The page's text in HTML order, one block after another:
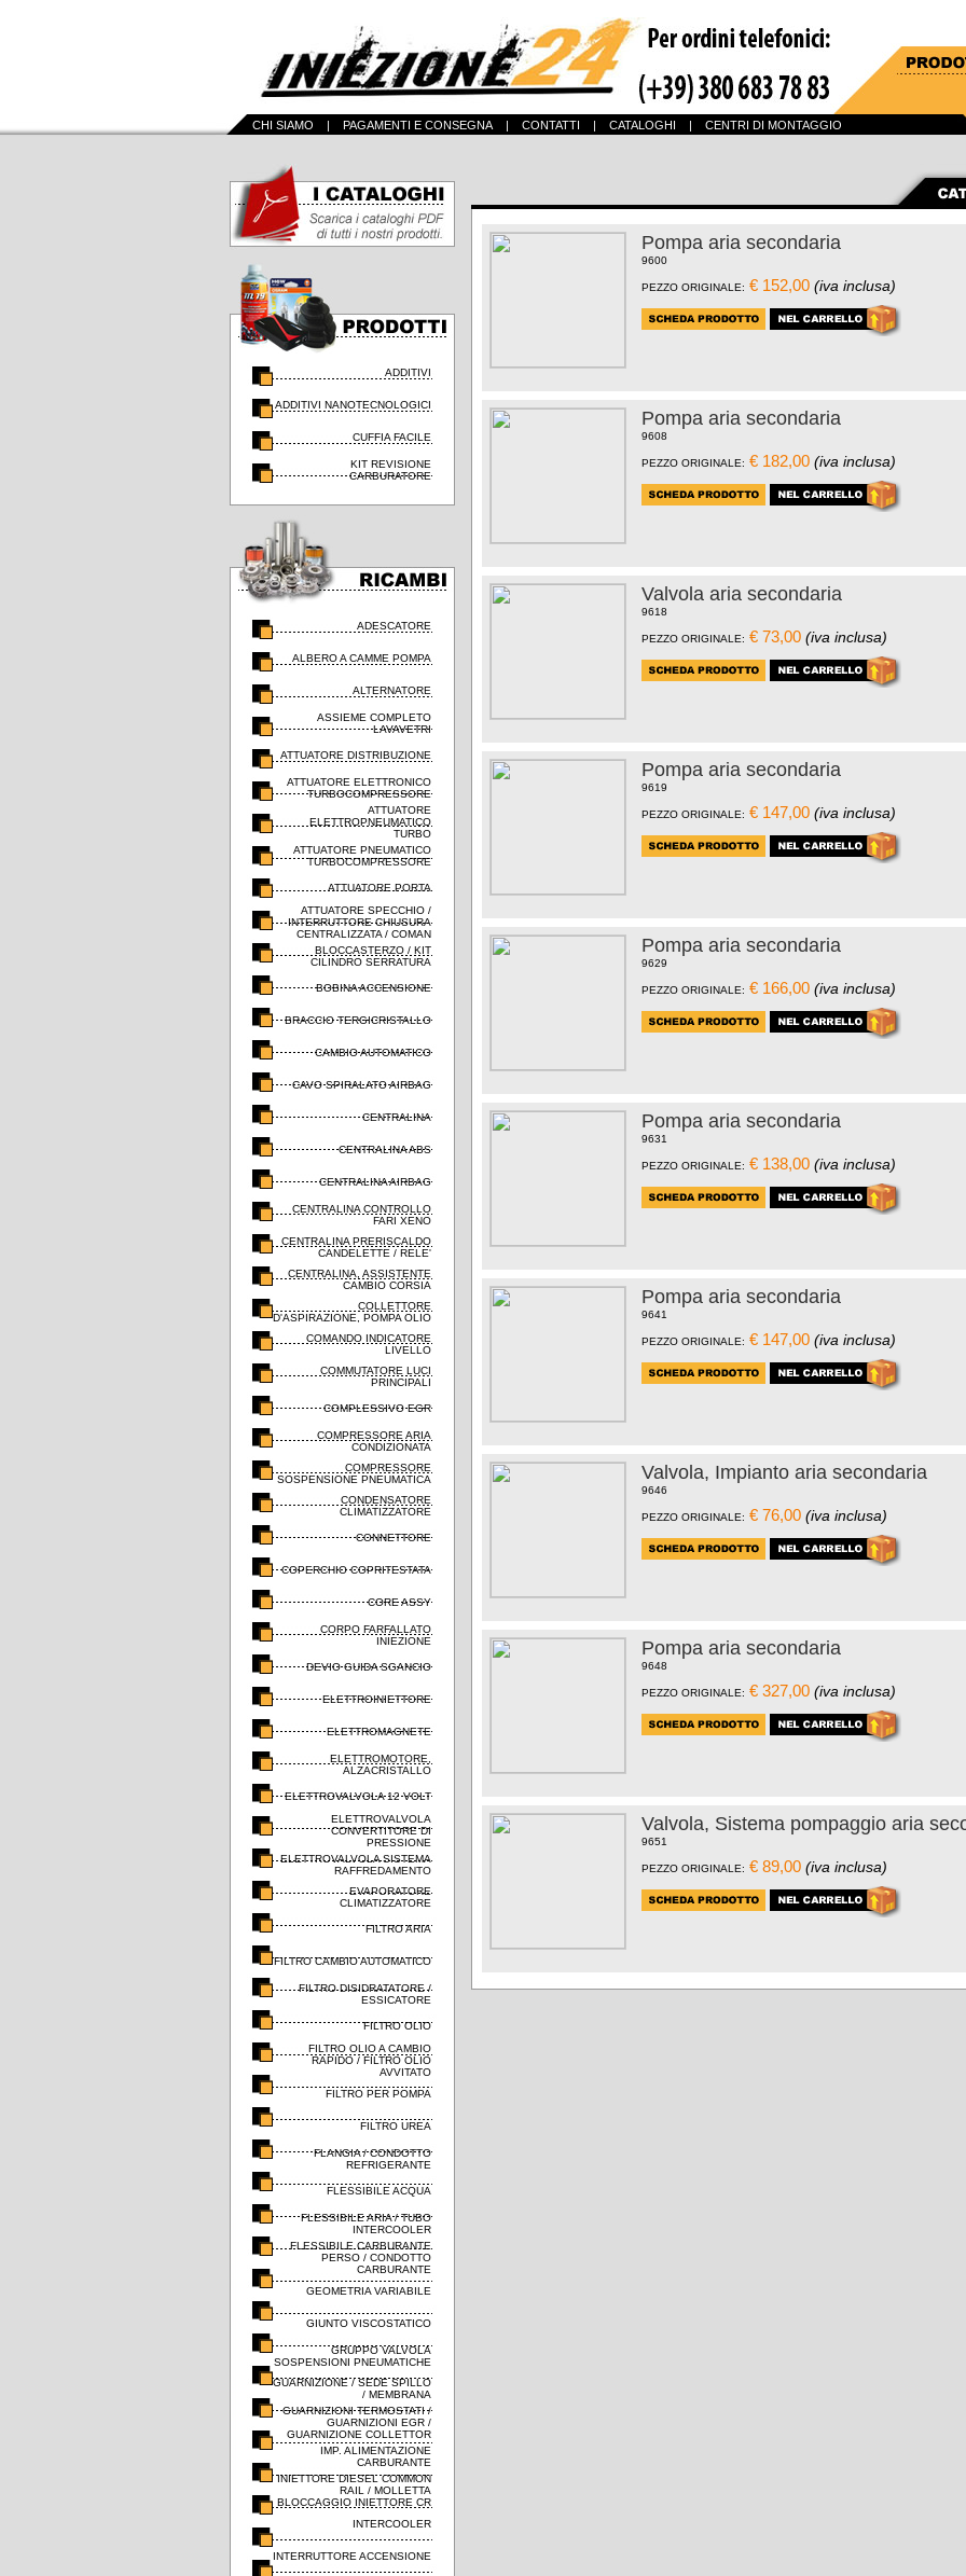
CHI SIAMO | PAGAMENTI E CONSEGNA| CONTATTI | CATALOGHI | CENTRI DI MONTAGGIO
ADDITIVI
ADDITIVI NANOTECNOLOGICI
CUFFIA FACILE
KIT REVISIONE
CARBURATORE
ADESCATORE
ALBERO A CAMME POMPA
ALTERNATORE
ASSIEME COMPLETO
LAVAVETRI
ATTUATORE DISTRIBUZIONE
ATTUATORE ELETTRONICO
TURBOCOMPRESSORE
ATTUATORE
ELETTROPNEUMATICO
TURBO
ATTUATORE PNEUMATICO
TURBOCOMPRESSORE
ATTUATORE PORTA
ATTUATORE SPECCHIO /
INTERRUTTORE CHIUSURA
CENTRALIZZATA / COMAN
BLOCCASTERZO / KIT
CILINDRO SERRATURA
BOBINA ACCENSIONE
BRACCIO TERGICRISTALLO
CAMBIO AUTOMATICO
CAVO SPIRALATO AIRBAG
CENTRALINA
CENTRALINA ABS
CENTRALINA AIRBAG
CENTRALINA CONTROLLO
FARI XENO
CENTRALINA PRERISCALDO
CANDELETTE / RELE'
CENTRALINA, ASSISTENTE
CAMBIO CORSIA
COLLETTORE
D'ASPIRAZIONE, POMPA OLIO
COMANDO INDICATORE
LIVELLO
COMMUTATORE LUCI
PRINCIPALI
COMPLESSIVO EGR
COMPRESSORE ARIA
CONDIZIONATA
COMPRESSORE
SOSPENSIONE PNEUMATICA
CONDENSATORE
CLIMATIZZATORE
CONNETTORE
COPERCHIO COPRITESTATA
CORE ASSY
CORPO FARFALLATO
INIEZIONE
DEVIO GUIDA SGANCIO
ELETTROINIETTORE
ELETTROMAGNETE
ELETTROMOTORE,
ALZACRISTALLO
ELETTROVALVOLA 12 VOLT
ELETTROVALVOLA
CONVERTITORE DI
PRESSIONE
ELETTROVALVOLA SISTEMA
RAFFREDAMENTO
EVAPORATORE
CLIMATIZZATORE
FILTRO ARIA
FILTRO CAMBIO AUTOMATICO
FILTRO DISIDRATATORE /
ESSICATORE
FILTRO OLIO
FILTRO OLIO A CAMBIO
RAPIDO / FILTRO OLIO
AVVITATO
FILTRO PER POMPA
FILTRO UREA
FLANGIA / CONDOTTO
REFRIGERANTE
FLESSIBILE ACQUA
FLESSIBILE ARIA / TUBO
INTERCOOLER
FLESSIBILE CARBURANTE
PERSO / CONDOTTO
CARBURANTE
GEOMETRIA VARIABILE
GIUNTO VISCOSTATICO
GRUPPO VALVOLA
SOSPENSIONI PNEUMATICHE
GUARNIZIONE / SEDE SPILLO
/ MEMBRANA
GUARNIZIONI TERMOSTATI /
GUARNIZIONI EGR /
GUARNIZIONE COLLETTOR
IMP. ALIMENTAZIONE
CARBURANTE
INIETTORE DIESEL COMMON
RAIL / MOLLETTA
BLOCCAGGIO INIETTORE CR
INTERCOOLER
INTERRUTTORE ACCENSIONE
Pompa aria secondaria
9600
PEZZO ORIGINALE: € 152,00 (iva inclusa)
Pompa aria secondaria
9608
PEZZO ORIGINALE: € 182,00 (iva inclusa)
Valvola aria secondaria
9618
PEZZO ORIGINALE: € 73,00 (iva inclusa)
Pompa aria secondaria
9619
PEZZO ORIGINALE: € 147,00 (iva inclusa)
Pompa aria secondaria
9629
PEZZO ORIGINALE: € 166,00 (iva inclusa)
Pompa aria secondaria
9631
PEZZO ORIGINALE: € 138,00 (iva inclusa)
Pompa aria secondaria
9641
PEZZO ORIGINALE: € 147,00 (iva inclusa)
Valvola, Impianto aria secondaria
9646
PEZZO ORIGINALE: € 76,00 (iva inclusa)
Pompa aria secondaria
9648
PEZZO ORIGINALE: € 327,00 (iva inclusa)
Valvola, Sistema pompaggio aria
9651
PEZZO ORIGINALE: € 89,00 (iva inclusa)